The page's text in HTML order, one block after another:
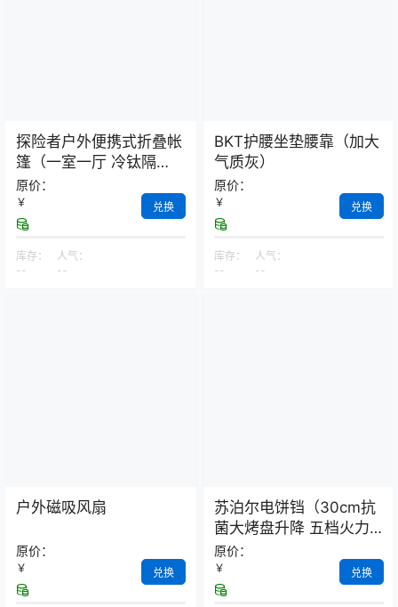
探险者户外便携式折叠帐
篷（一室一厅 冷钛隔
热）
原价：
￥ 兑换
库存：
--
人气：
--
BKT护腰坐垫腰靠（加大
气质灰）
原价：
￥ 兑换
库存：
--
人气：
--
户外磁吸风扇
原价：
￥ 兑换
苏泊尔电饼铛（30cm抗
菌大烤盘升降 五档火力
调节）
原价：
￥ 兑换